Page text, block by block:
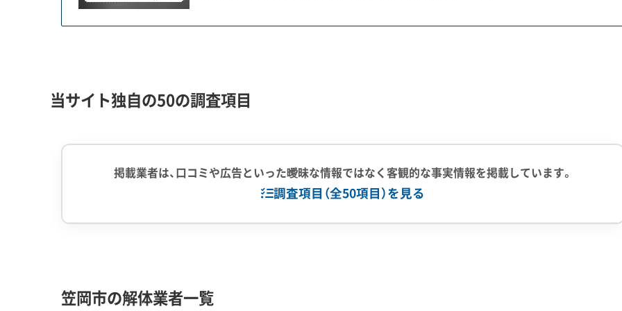
笠岡市内の慢性的な交通渋滞を解消する切り札として期待されていた「国道2号笠岡バイパス」の建設計画が、大き
な壁に突き当たっています。
この結果、該当区間の開通見通しは「未定」となり、対策工事には年単位の遅れが避けられません。現道の国道2号の
解体工事・空き家対策の補助金
する加算制度が特徴です。
当サイト独自の50の調査項目
掲載業者は、口コミや広告といった曖昧な情報ではなく客観的な事実情報を掲載しています。
調査項目（全50項目）を見る
笠岡市の解体業者一覧